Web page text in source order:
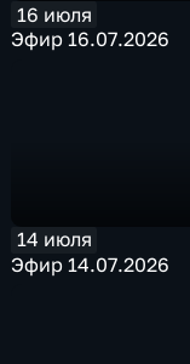
16 июля
Эфир 16.07.2026
14 июля
Эфир 14.07.2026